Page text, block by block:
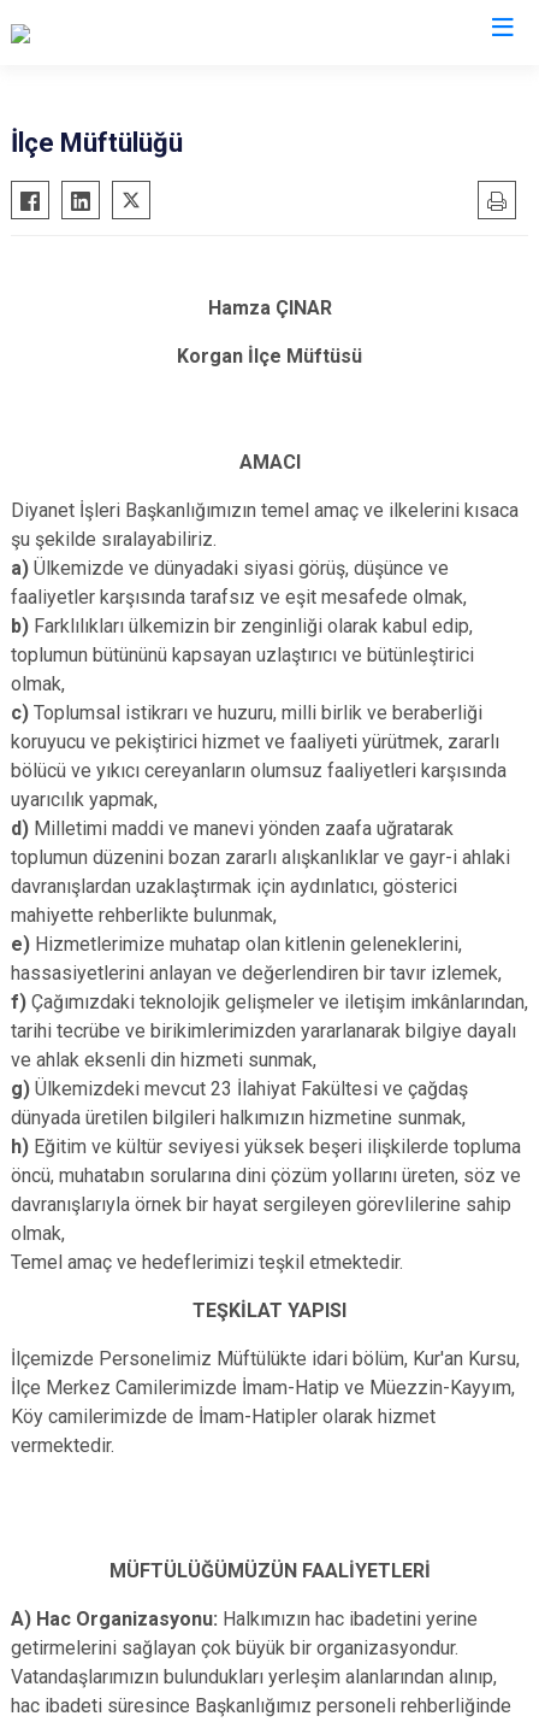
Akkuş
Aybastı
İkizce
Kumru
Ünye
İlçe Müftülüğü
Hamza ÇINAR
Korgan İlçe Müftüsü
AMACI
Diyanet İşleri Başkanlığımızın temel amaç ve ilkelerini kısaca
şu şekilde sıralayabiliriz.
a) Ülkemizde ve dünyadaki siyasi görüş, düşünce ve
faaliyetler karşısında tarafsız ve eşit mesafede olmak,
b) Farklılıkları ülkemizin bir zenginliği olarak kabul edip,
toplumun bütününü kapsayan uzlaştırıcı ve bütünleştirici
olmak,
c) Toplumsal istikrarı ve huzuru, milli birlik ve beraberliği
koruyucu ve pekiştirici hizmet ve faaliyeti yürütmek, zararlı
bölücü ve yıkıcı cereyanların olumsuz faaliyetleri karşısında
uyarıcılık yapmak,
d) Milletimi maddi ve manevi yönden zaafa uğratarak
toplumun düzenini bozan zararlı alışkanlıklar ve gayr-i ahlaki
davranışlardan uzaklaştırmak için aydınlatıcı, gösterici
mahiyette rehberlikte bulunmak,
e) Hizmetlerimize muhatap olan kitlenin geleneklerini,
hassasiyetlerini anlayan ve değerlendiren bir tavır izlemek,
f) Çağımızdaki teknolojik gelişmeler ve iletişim imkânlarından,
tarihi tecrübe ve birikimlerimizden yararlanarak bilgiye dayalı
ve ahlak eksenli din hizmeti sunmak,
g) Ülkemizdeki mevcut 23 İlahiyat Fakültesi ve çağdaş
dünyada üretilen bilgileri halkımızın hizmetine sunmak,
h) Eğitim ve kültür seviyesi yüksek beşeri ilişkilerde topluma
öncü, muhatabın sorularına dini çözüm yollarını üreten, söz ve
davranışlarıyla örnek bir hayat sergileyen görevlilerine sahip
olmak,
Temel amaç ve hedeflerimizi teşkil etmektedir.
TEŞKİLAT YAPISI
İlçemizde Personelimiz Müftülükte idari bölüm, Kur'an Kursu,
İlçe Merkez Camilerimizde İmam-Hatip ve Müezzin-Kayyım,
Köy camilerimizde de İmam-Hatipler olarak hizmet
vermektedir.
MÜFTÜLÜĞÜMÜZÜN FAALİYETLERİ
A) Hac Organizasyonu: Halkımızın hac ibadetini yerine
getirmelerini sağlayan çok büyük bir organizasyondur.
Vatandaşlarımızın bulundukları yerleşim alanlarından alınıp,
hac ibadeti süresince Başkanlığımız personeli rehberliğinde